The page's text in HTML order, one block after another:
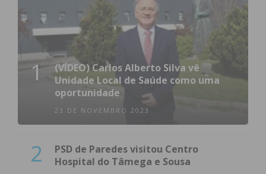
1
(VÍDEO) Carlos Alberto Silva vê
Unidade Local de Saúde como uma
oportunidade
23 DE NOVEMBRO 2023
2
PSD de Paredes visitou Centro
Hospital do Tâmega e Sousa